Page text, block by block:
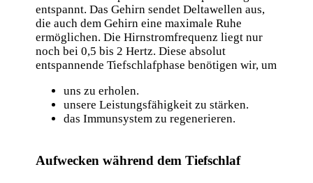
entspannt. Das Gehirn sendet Deltawellen aus,
die auch dem Gehirn eine maximale Ruhe
ermöglichen. Die Hirnstromfrequenz liegt nur
noch bei 0,5 bis 2 Hertz. Diese absolut
entspannende Tiefschlafphase benötigen wir, um
uns zu erholen.
unsere Leistungsfähigkeit zu stärken.
das Immunsystem zu regenerieren.
Aufwecken während dem Tiefschlaf